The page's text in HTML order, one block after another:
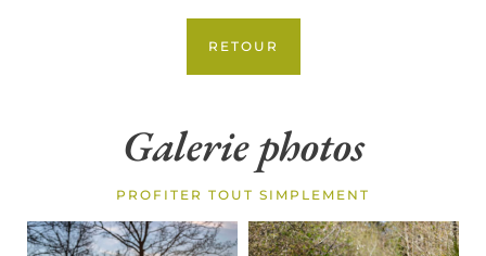
RETOUR
Galerie photos
PROFITER TOUT SIMPLEMENT